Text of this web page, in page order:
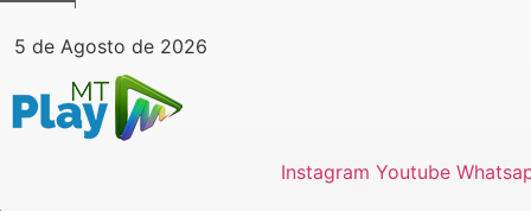
5 de Agosto de 2026
Instagram Youtube